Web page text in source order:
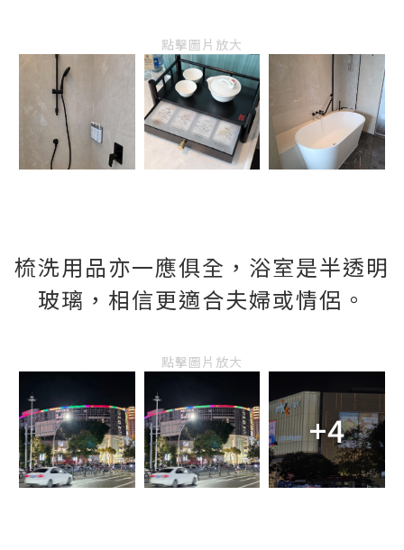
點擊圖片放大
梳洗用品亦一應俱全，浴室是半透明
玻璃，相信更適合夫婦或情侶。
點擊圖片放大
+4